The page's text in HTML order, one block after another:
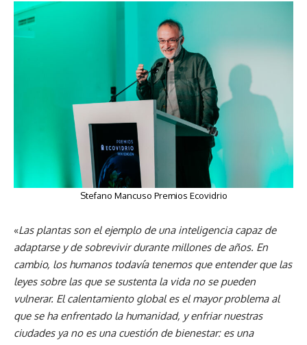
Stefano Mancuso Premios Ecovidrio
«Las plantas son el ejemplo de una inteligencia capaz de
adaptarse y de sobrevivir durante millones de años. En
cambio, los humanos todavía tenemos que entender que las
leyes sobre las que se sustenta la vida no se pueden
vulnerar. El calentamiento global es el mayor problema al
que se ha enfrentado la humanidad, y enfriar nuestras
ciudades ya no es una cuestión de bienestar: es una